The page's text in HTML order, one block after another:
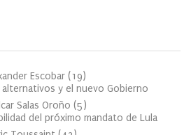
Escobar (19)
alternativos y el nuevo Gobierno
Salas Oroño (5)
del próximo mandato de Lula